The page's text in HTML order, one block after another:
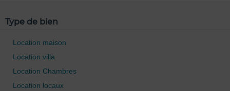
Type de bien
Location maison
Location villa
Location Chambres
Location locaux